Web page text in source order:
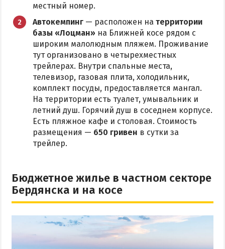
местный номер.
Автокемпинг — расположен на территории
базы «Лоцман» на Ближней косе рядом с
широким малолюдным пляжем. Проживание
тут организовано в четырехместных
трейлерах. Внутри спальные места,
телевизор, газовая плита, холодильник,
комплект посуды, предоставляется мангал.
На территории есть туалет, умывальник и
летний душ. Горячий душ в соседнем корпусе.
Есть пляжное кафе и столовая. Стоимость
размещения — 650 гривен в сутки за
трейлер.
Бюджетное жилье в частном секторе
Бердянска и на косе